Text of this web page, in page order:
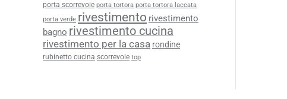
porta scorrevole porta tortora porta tortora laccata
porta verde rivestimento rivestimento
bagno rivestimento cucina
rivestimento per la casa rondine
rubinetto cucina scorrevole top